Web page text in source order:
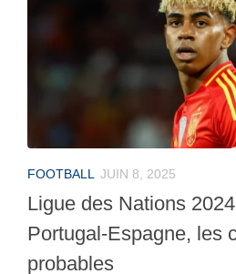
FOOTBALL JUIN 8, 2025
Ligue des Nations
Portugal-Espagne, les
probables